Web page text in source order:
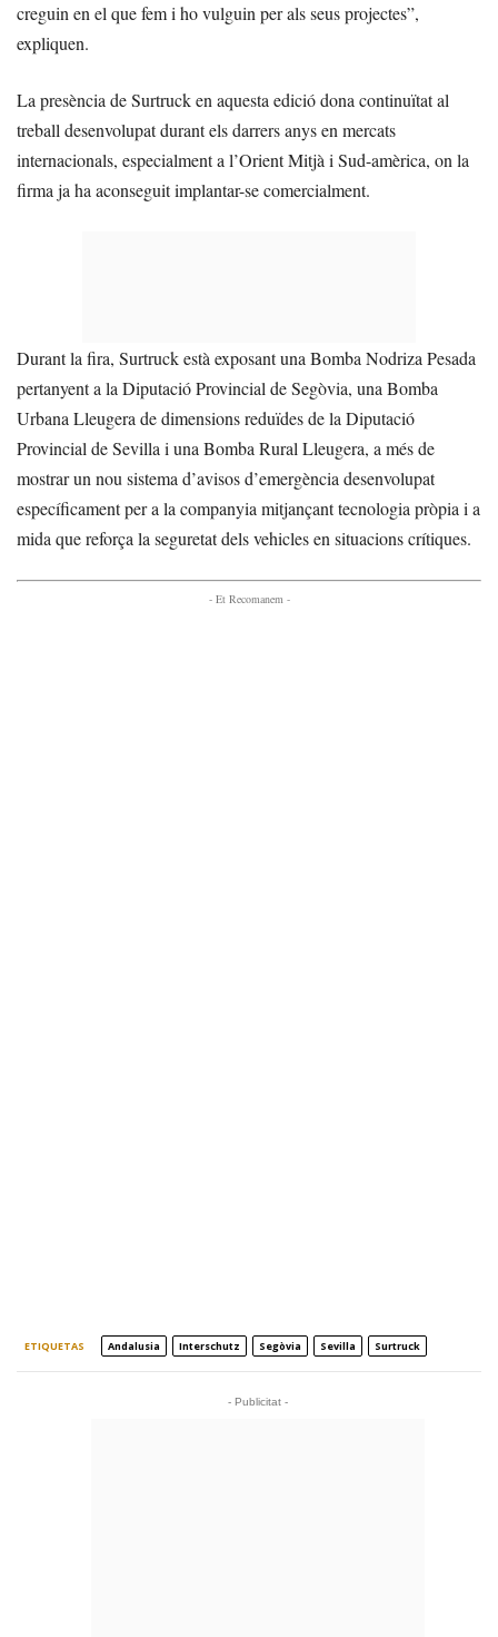
creguin en el que fem i ho vulguin per als seus projectes”,
expliquen.
La presència de Surtruck en aquesta edició dona continuïtat al
treball desenvolupat durant els darrers anys en mercats
internacionals, especialment a l’Orient Mitjà i Sud-amèrica, on la
firma ja ha aconseguit implantar-se comercialment.
Durant la fira, Surtruck està exposant una Bomba Nodriza Pesada
pertanyent a la Diputació Provincial de Segòvia, una Bomba
Urbana Lleugera de dimensions reduïdes de la Diputació
Provincial de Sevilla i una Bomba Rural Lleugera, a més de
mostrar un nou sistema d’avisos d’emergència desenvolupat
específicament per a la companyia mitjançant tecnologia pròpia i a
mida que reforça la seguretat dels vehicles en situacions crítiques.
- Et Recomanem -
ETIQUETAS Andalusia Interschutz Segòvia Sevilla Surtruck
- Publicitat -